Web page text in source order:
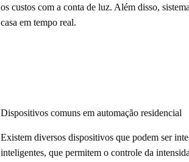
os custos com a conta de luz. Além disso,
casa em tempo real.
Dispositivos comuns em automação residencial
Existem diversos dispositivos que podem ser
inteligentes, que permitem o controle da